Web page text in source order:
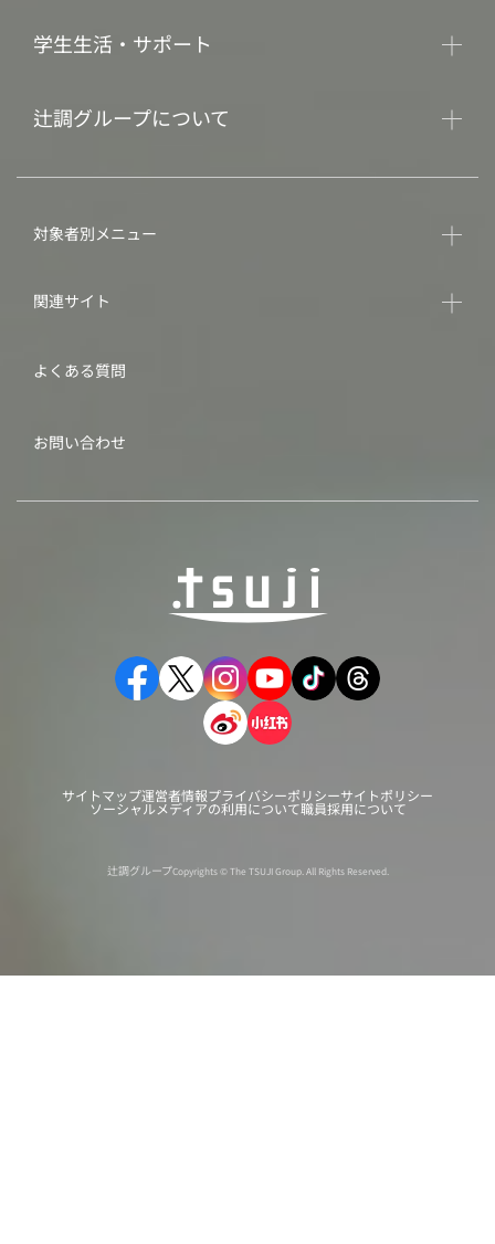
学生生活・サポート
辻調グループについて
対象者別メニュー
関連サイト
よくある質問
お問い合わせ
サイトマップ運営者情報プライバシーポリシーサイトポリシー
ソーシャルメディアの利用について職員採用について
辻調グループCopyrights © The TSUJI Group. All Rights Reserved.